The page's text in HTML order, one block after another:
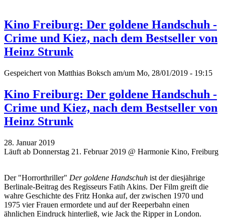
Kino Freiburg: Der goldene Handschuh -
Crime und Kiez, nach dem Bestseller von
Heinz Strunk
Gespeichert von Matthias Boksch am/um Mo, 28/01/2019 - 19:15
Kino Freiburg: Der goldene Handschuh -
Crime und Kiez, nach dem Bestseller von
Heinz Strunk
28. Januar 2019
Läuft ab Donnerstag 21. Februar 2019 @ Harmonie Kino, Freiburg
Der "Horrorthriller" Der goldene Handschuh ist der diesjährige
Berlinale-Beitrag des Regisseurs Fatih Akins. Der Film greift die
wahre Geschichte des Fritz Honka auf, der zwischen 1970 und
1975 vier Frauen ermordete und auf der Reeperbahn einen
ähnlichen Eindruck hinterließ, wie Jack the Ripper in London.